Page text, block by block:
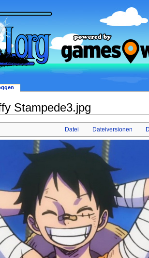
Stampede3.jpg
Datei Dateiversionen